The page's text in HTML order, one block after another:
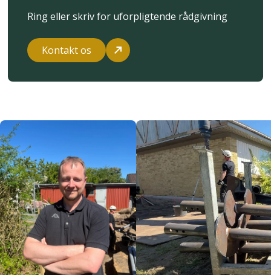
Ring eller skriv for uforpligtende rådgivning
Kontakt os